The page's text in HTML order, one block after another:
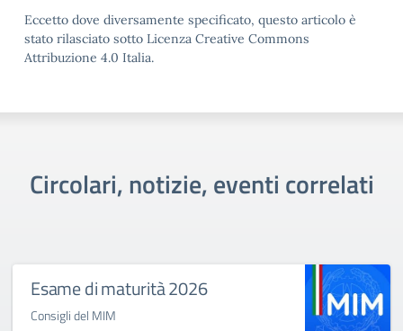
Eccetto dove diversamente specificato, questo articolo è
stato rilasciato sotto Licenza Creative Commons
Attribuzione 4.0 Italia.
Circolari, notizie, eventi correlati
Esame di maturità 2026
Consigli del MIM